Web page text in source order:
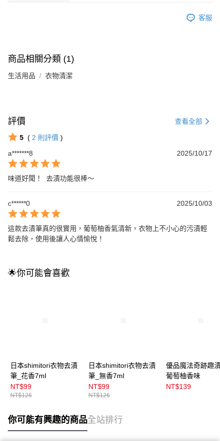
客服
商品相關分類 (1)
生活用品 衣物清潔
評價 查看全部
5 ( 2 則評價 )
a*******8
2025/10/17
味道好聞！  去漬功能很棒～
c******0 2025/10/03
這款去漬筆真的很實用，葡萄柚香氣清新，衣物上不小心的污漬輕
鬆去除，使用後讓人心情愉悅！
🌟你可能會喜歡
日本shimitori衣物去漬
筆_花香7ml
NT$99
NT$126
日本shimitori衣物去漬
筆_無香7ml
NT$99
NT$126
優品魔法奇跡趣
葡萄柚香味
NT$139
你可能有興趣的商品全站排行